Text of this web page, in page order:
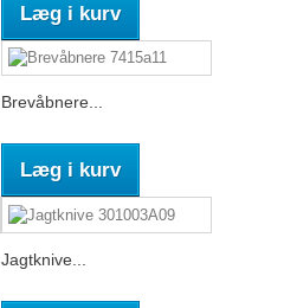
Læg i kurv
Brevåbnere...
Læg i kurv
Jagtknive...